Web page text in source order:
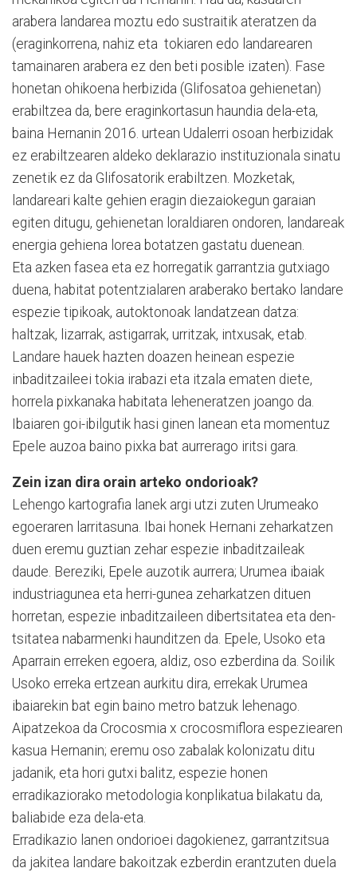
arabera landarea moz­tu edo sustraitik ateratzen da
(eraginkorrena, nahiz eta to­kiaren edo landarearen
tamainaren arabera ez den beti posible izaten). Fase
honetan ohikoena herbizida (Glifosatoa gehienetan)
erabil­tzea da, bere eraginkortasun haundia dela-eta,
baina Her­nanin 2016. urtean Udalerri osoan herbizidak
ez erabiltzearen aldeko deklarazio instituzionala sinatu
zenetik ez da Glifosatorik erabiltzen. Moz­ke­tak,
landareari kalte gehien eragin diezaiokegun garaian
egiten ditugu, gehienetan loraldiaren ondoren, landareak
energia gehiena lorea bota­tzen gastatu duenean.
Eta azken fasea eta ez horregatik garrantzia gutxiago
due­na, habitat potentzialaren araberako bertako landare
espezie tipikoak, autoktonoak landatzean datza:
haltzak, lizarrak, astigarrak, urritzak, intxusak, etab.
Landare hauek hazten doazen heinean espezie
inbaditzaileei tokia irabazi eta itzala ematen diete,
horrela pixkanaka habitata leheneratzen joango da.
Ibaiaren goi-ibilgutik hasi ginen lanean eta momentuz
Epele auzoa baino pixka bat aurrerago iritsi gara.
Zein izan dira orain arteko ondorioak?
Lehengo kartografia lanek argi utzi zuten Urumeako
egoeraren larritasuna. Ibai honek Hernani zeharkatzen
duen eremu guztian zehar espezie inbaditzaileak
daude. Bereziki, Epele auzotik aurrera; Urumea ibaiak
industriagunea eta herri-gunea zeharkatzen ditu­en
horretan, espezie inbaditzaileen dibertsitatea eta den­
tsitatea nabarmenki haunditzen da. Epele, Usoko eta
Apa­rrain erreken egoera, aldiz, oso ez­berdina da. Soilik
Usoko erre­ka ertzean aurkitu dira, errekak Urumea
ibaiarekin bat egin baino metro batzuk lehenago.
Aipatzekoa da Crocosmia x crocosmiflora espeziearen
ka­sua Hernanin; eremu oso zabalak kolonizatu ditu
jadanik, eta hori gutxi balitz, espezie honen
erradikaziorako metodologia konplikatua bilakatu da,
baliabide eza dela-eta.
Erradikazio lanen ondorioei dagokienez, garrantzitsua
da jakitea landare bakoitzak ez­ber­din erantzuten duela